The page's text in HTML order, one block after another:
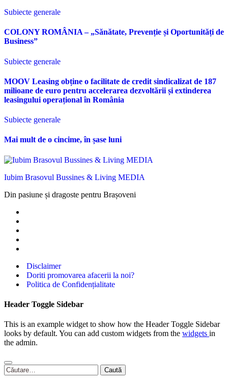
Subiecte generale
COLONY ROMÂNIA – „Sănătate, Prevenție și Oportunități de
Business”
Subiecte generale
MOOV Leasing obține o facilitate de credit sindicalizat de 187
milioane de euro pentru accelerarea dezvoltării și extinderea
leasingului operațional în România
Subiecte generale
Mai mult de o cincime, în șase luni
Iubim Brasovul Bussines & Living MEDIA
Din pasiune și dragoste pentru Brașoveni
Disclaimer
Doriti promovarea afacerii la noi?
Politica de Confidențialitate
Header Toggle Sidebar
This is an example widget to show how the Header Toggle Sidebar
looks by default. You can add custom widgets from the widgets in
the admin.
Caută
după: